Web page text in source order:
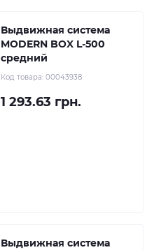
Выдвижная система
MODERN BOX L-500
средний
Код товара: 00043938
1 293.63 грн.
Выдвижная система